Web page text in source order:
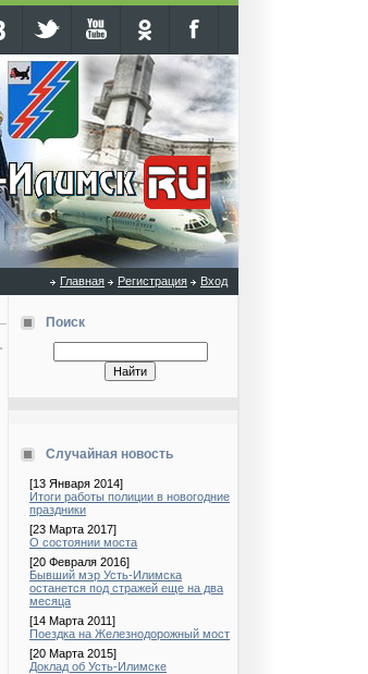
Главная Регистрация Вход
Поиск
Случайная новость
[13 Января 2014]
Итоги работы полиции в новогодние
праздники
[23 Марта 2017]
О состоянии моста
[20 Февраля 2016]
Бывший мэр Усть-Илимска
останется под стражей еще на два
месяца
[14 Марта 2011]
Поездка на Железнодорожный мост
[20 Марта 2015]
Доклад об Усть-Илимске